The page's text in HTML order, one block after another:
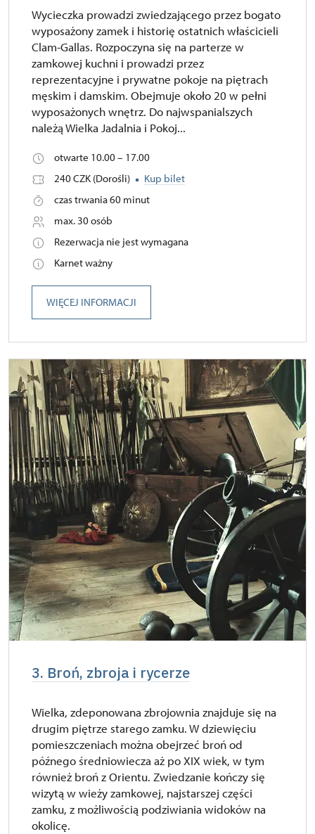
Wycieczka prowadzi zwiedzającego przez bogato
wyposażony zamek i historię ostatnich właścicieli
Clam-Gallas. Rozpoczyna się na parterze w
zamkowej kuchni i prowadzi przez
reprezentacyjne i prywatne pokoje na piętrach
męskim i damskim. Obejmuje około 20 w pełni
wyposażonych wnętrz. Do najwspanialszych
należą Wielka Jadalnia i Pokoj...
otwarte 10.00 – 17.00
240 CZK (Dorośli)
Kup bilet
czas trwania 60 minut
max. 30 osób
Rezerwacja nie jest wymagana
Karnet ważny
WIĘCEJ INFORMACJI
3. Broń, zbroja i rycerze
Wielka, zdeponowana zbrojownia znajduje się na
drugim piętrze starego zamku. W dziewięciu
pomieszczeniach można obejrzeć broń od
późnego średniowiecza aż po XIX wiek, w tym
również broń z Orientu. Zwiedzanie kończy się
wizytą w wieży zamkowej, najstarszej części
zamku, z możliwością podziwiania widoków na
okolicę.